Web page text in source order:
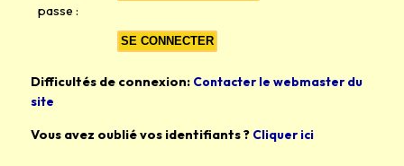
passe :
Difficultés de connexion: Contacter le webmaster du
site
Vous avez oublié vos identifiants ? Cliquer ici